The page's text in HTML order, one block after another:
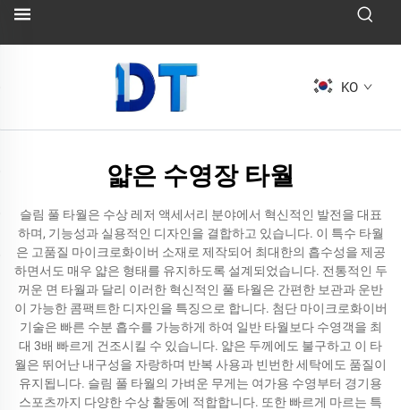
KO
얇은 수영장 타월
슬림 풀 타월은 수상 레저 액세서리 분야에서 혁신적인 발전을 대표
하며, 기능성과 실용적인 디자인을 결합하고 있습니다. 이 특수 타월
은 고품질 마이크로화이버 소재로 제작되어 최대한의 흡수성을 제공
하면서도 매우 얇은 형태를 유지하도록 설계되었습니다. 전통적인 두
꺼운 면 타월과 달리 이러한 혁신적인 풀 타월은 간편한 보관과 운반
이 가능한 콤팩트한 디자인을 특징으로 합니다. 첨단 마이크로화이버
기술은 빠른 수분 흡수를 가능하게 하여 일반 타월보다 수영객을 최
대 3배 빠르게 건조시킬 수 있습니다. 얇은 두께에도 불구하고 이 타
월은 뛰어난 내구성을 자랑하며 반복 사용과 빈번한 세탁에도 품질이
유지됩니다. 슬림 풀 타월의 가벼운 무게는 여가용 수영부터 경기용
스포츠까지 다양한 수상 활동에 적합합니다. 또한 빠르게 마르는 특